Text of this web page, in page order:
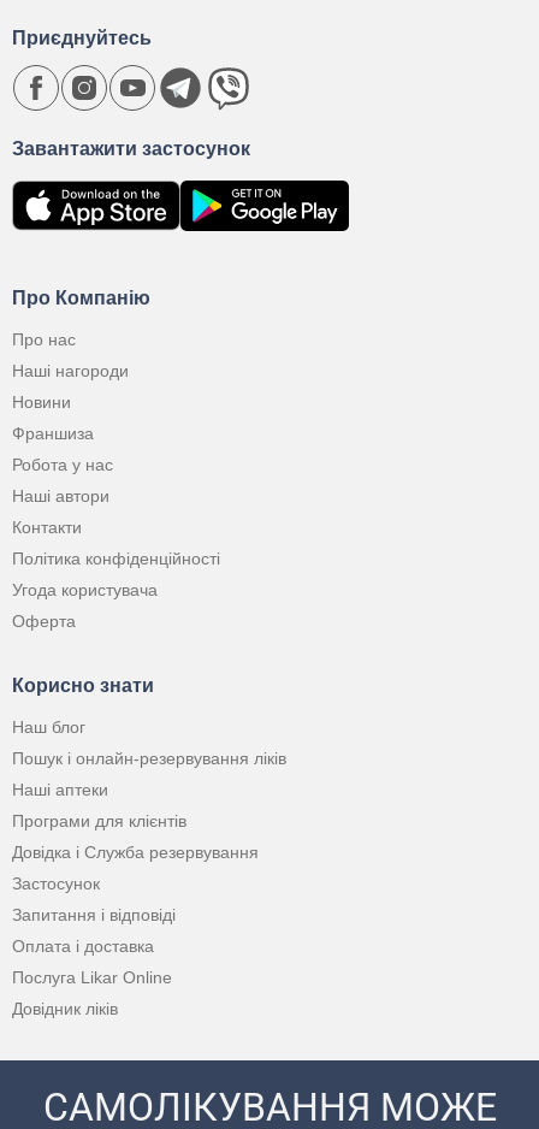
Про Компанію
Про нас
Наші нагороди
Новини
Франшиза
Робота у нас
Наші автори
Контакти
Політика конфіденційності
Угода користувача
Оферта
Корисно знати
Наш блог
Пошук і онлайн-резервування ліків
Наші аптеки
Програми для клієнтів
Довідка і Служба резервування
Застосунок
Запитання і відповіді
Оплата і доставка
Послуга Likar Online
Довідник ліків
Завантажити застосунок
Приєднуйтесь
САМОЛІКУВАННЯ МОЖЕ